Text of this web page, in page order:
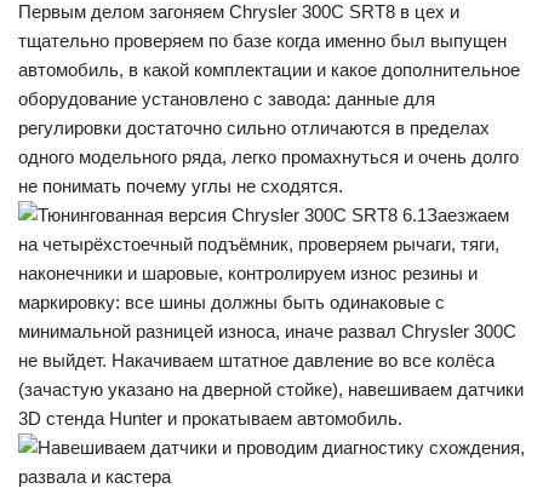
Первым делом загоняем Chrysler 300C SRT8 в цех и
тщательно проверяем по базе когда именно был выпущен
автомобиль, в какой комплектации и какое дополнительное
оборудование установлено с завода: данные для
регулировки достаточно сильно отличаются в пределах
одного модельного ряда, легко промахнуться и очень долго
не понимать почему углы не сходятся.
Заезжаем
на четырёхстоечный подъёмник, проверяем рычаги, тяги,
наконечники и шаровые, контролируем износ резины и
маркировку: все шины должны быть одинаковые с
минимальной разницей износа, иначе развал Chrysler 300C
не выйдет. Накачиваем штатное давление во все колёса
(зачастую указано на дверной стойке), навешиваем датчики
3D стенда Hunter и прокатываем автомобиль.